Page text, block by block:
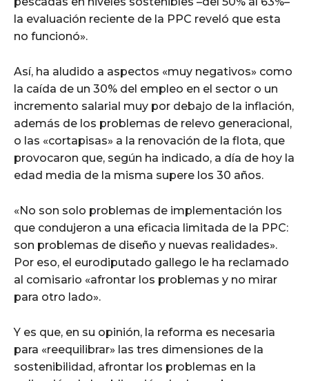
la evaluación reciente de la PPC reveló que esta
no funcionó».
Así, ha aludido a aspectos «muy negativos» como
la caída de un 30% del empleo en el sector o un
incremento salarial muy por debajo de la inflación,
además de los problemas de relevo generacional,
o las «cortapisas» a la renovación de la flota, que
provocaron que, según ha indicado, a día de hoy la
edad media de la misma supere los 30 años.
«No son solo problemas de implementación los
que condujeron a una eficacia limitada de la PPC:
son problemas de diseño y nuevas realidades».
Por eso, el eurodiputado gallego le ha reclamado
al comisario «afrontar los problemas y no mirar
para otro lado».
Y es que, en su opinión, la reforma es necesaria
para «reequilibrar» las tres dimensiones de la
sostenibilidad, afrontar los problemas en la